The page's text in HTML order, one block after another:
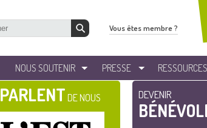
NOUS SOUTENIR PRESSE
Vous êtes membre ?
PARLENT DE NOUS DEVENIR